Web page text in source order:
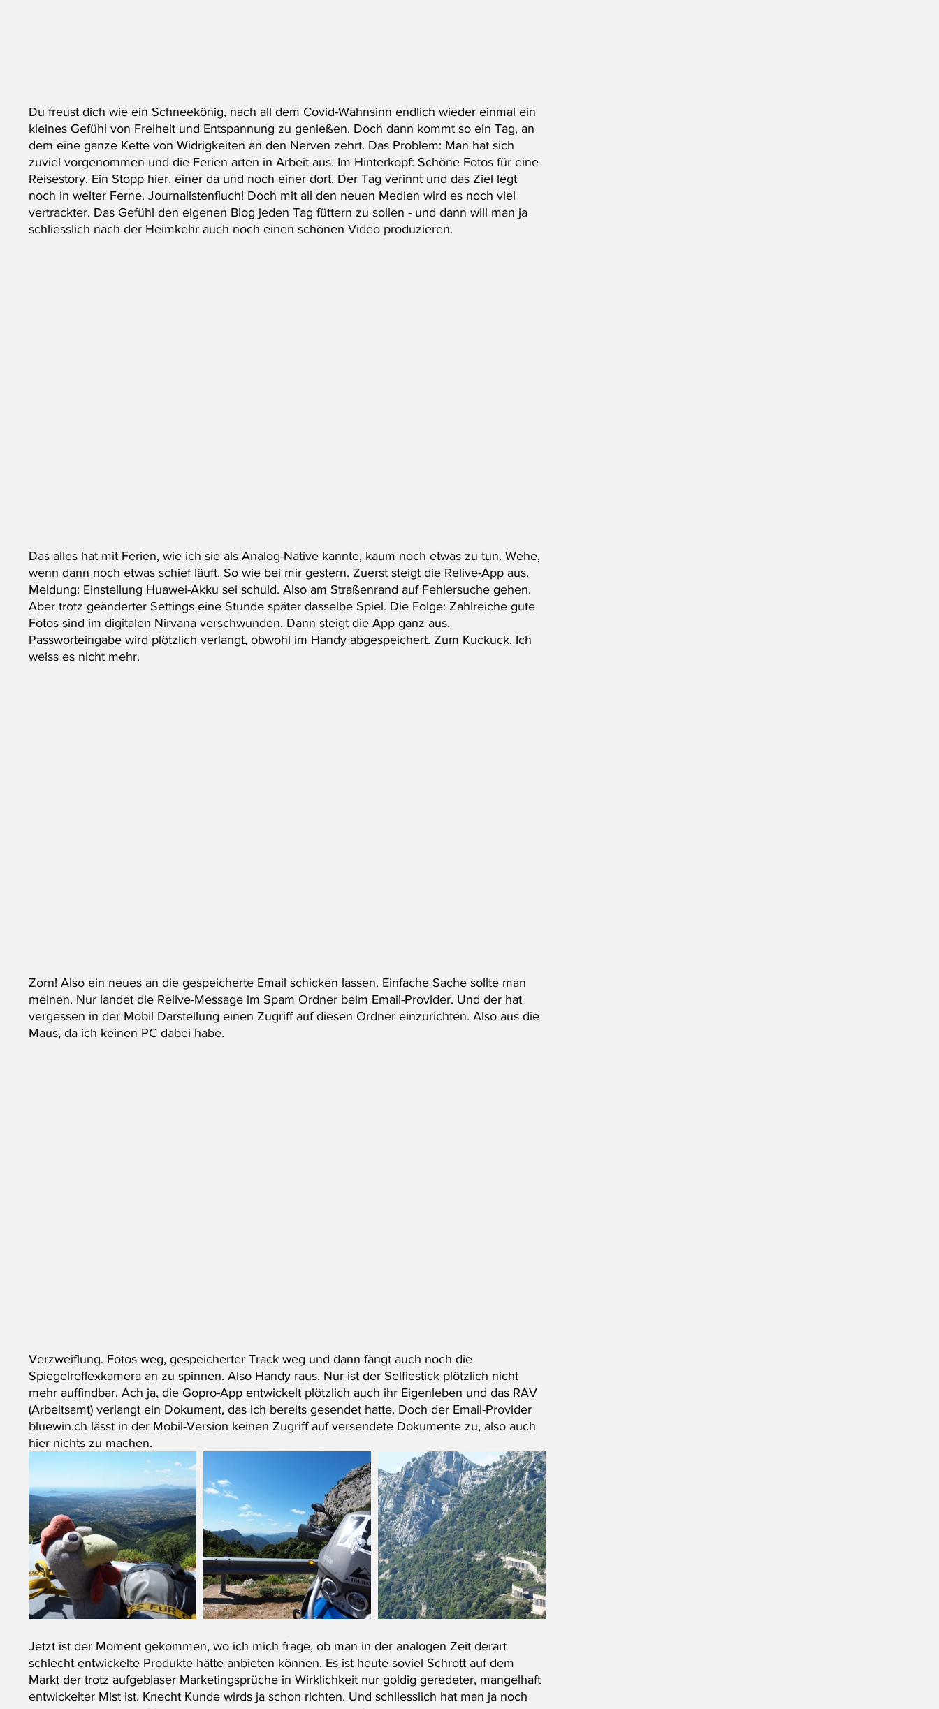
Du freust dich wie ein Schneekönig, nach all dem Covid-Wahnsinn endlich wieder einmal ein
kleines Gefühl von Freiheit und Entspannung zu genießen. Doch dann kommt so ein Tag, an
dem eine ganze Kette von Widrigkeiten an den Nerven zehrt. Das Problem: Man hat sich
zuviel vorgenommen und die Ferien arten in Arbeit aus. Im Hinterkopf: Schöne Fotos für eine
Reisestory. Ein Stopp hier, einer da und noch einer dort. Der Tag verinnt und das Ziel legt
noch in weiter Ferne. Journalistenfluch! Doch mit all den neuen Medien wird es noch viel
vertrackter. Das Gefühl den eigenen Blog jeden Tag füttern zu sollen - und dann will man ja
schliesslich nach der Heimkehr auch noch einen schönen Video produzieren.
Das alles hat mit Ferien, wie ich sie als Analog-Native kannte, kaum noch etwas zu tun. Wehe,
wenn dann noch etwas schief läuft. So wie bei mir gestern. Zuerst steigt die Relive-App aus.
Meldung: Einstellung Huawei-Akku sei schuld. Also am Straßenrand auf Fehlersuche gehen.
Aber trotz geänderter Settings eine Stunde später dasselbe Spiel. Die Folge: Zahlreiche gute
Fotos sind im digitalen Nirvana verschwunden. Dann steigt die App ganz aus.
Passworteingabe wird plötzlich verlangt, obwohl im Handy abgespeichert. Zum Kuckuck. Ich
weiss es nicht mehr.
Zorn! Also ein neues an die gespeicherte Email schicken lassen. Einfache Sache sollte man
meinen. Nur landet die Relive-Message im Spam Ordner beim Email-Provider. Und der hat
vergessen in der Mobil Darstellung einen Zugriff auf diesen Ordner einzurichten. Also aus die
Maus, da ich keinen PC dabei habe.
Verzweiflung. Fotos weg, gespeicherter Track weg und dann fängt auch noch die
Spiegelreflexkamera an zu spinnen. Also Handy raus. Nur ist der Selfiestick plötzlich nicht
mehr auffindbar. Ach ja, die Gopro-App entwickelt plötzlich auch ihr Eigenleben und das RAV
(Arbeitsamt) verlangt ein Dokument, das ich bereits gesendet hatte. Doch der Email-Provider
bluewin.ch lässt in der Mobil-Version keinen Zugriff auf versendete Dokumente zu, also auch
hier nichts zu machen.
Jetzt ist der Moment gekommen, wo ich mich frage, ob man in der analogen Zeit derart
schlecht entwickelte Produkte hätte anbieten können. Es ist heute soviel Schrott auf dem
Markt der trotz aufgeblaser Marketingsprüche in Wirklichkeit nur goldig geredeter, mangelhaft
entwickelter Mist ist. Knecht Kunde wirds ja schon richten. Und schliesslich hat man ja noch